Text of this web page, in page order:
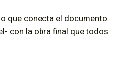
que conecta el documento
con la obra final que todos